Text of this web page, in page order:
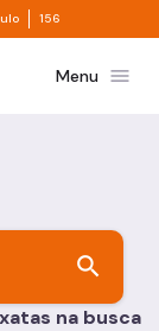
Divisor de
156
Menu menu
search
na busca